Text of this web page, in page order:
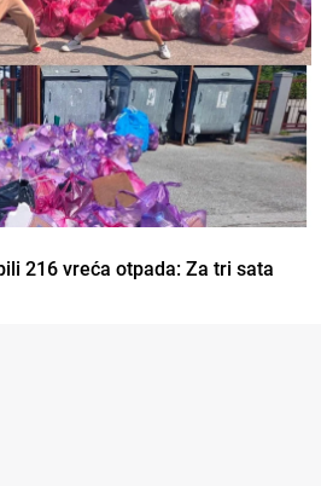
216 vreća otpada: Za tri sata